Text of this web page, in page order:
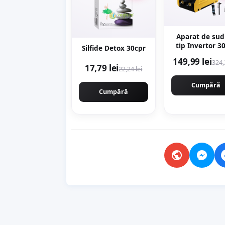
Silfide Detox 30cpr
17,79 lei22,24 lei
Cumpără
Aparat de
tip Invertor
ventilat, 1.6-
URAL MASH
149,99 lei
Cumpără